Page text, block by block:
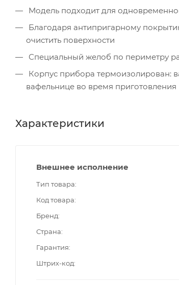
Модель подходит для
Благодаря антипригарному
очистить поверхности
Специальный желоб по периметру
Корпус прибора термоизолирован:
вафельнице во время приготовления
Характеристики
Внешнее исполнение
Тип товара
Код товара
Бренд
Страна
Гарантия
Штрих-код